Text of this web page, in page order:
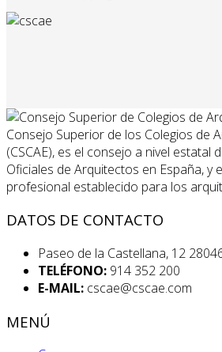
Consejo Superior de los Colegios de
(CSCAE), es el consejo a nivel estatal
Oficiales de Arquitectos en España, y
profesional establecido para los
DATOS DE CONTACTO
Paseo de la Castellana, 12
TELÉFONO: 914 352 200
E-MAIL: cscae@cscae.com
MENÚ